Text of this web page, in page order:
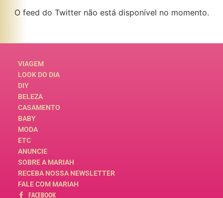
O feed do Twitter não está disponível no momento.
VIAGEM
LOOK DO DIA
DIY
BELEZA
CASAMENTO
BABY
MODA
ETC
ANUNCIE
SOBRE A MARIAH
RECEBA NOSSA NEWSLETTER
FALE COM MARIAH
FACEBOOK